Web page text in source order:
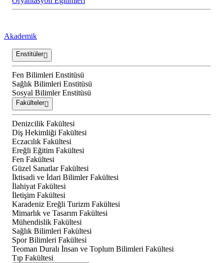
Akademik
Enstitüler
Fen Bilimleri Enstitüsü
Sağlık Bilimleri Enstitüsü
Sosyal Bilimler Enstitüsü
Fakülteler
Denizcilik Fakültesi
Diş Hekimliği Fakültesi
Eczacılık Fakültesi
Ereğli Eğitim Fakültesi
Fen Fakültesi
Güzel Sanatlar Fakültesi
İktisadi ve İdari Bilimler Fakültesi
İlahiyat Fakültesi
İletişim Fakültesi
Karadeniz Ereğli Turizm Fakültesi
Mimarlık ve Tasarım Fakültesi
Mühendislik Fakültesi
Sağlık Bilimleri Fakültesi
Spor Bilimleri Fakültesi
Teoman Duralı İnsan ve Toplum Bilimleri Fakültesi
Tıp Fakültesi